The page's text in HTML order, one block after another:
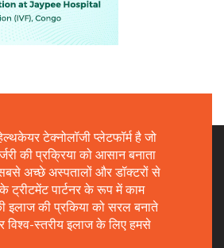
टेक्नोलॉजी प्लेटफॉर्म है जो
की प्रक्रिया को आसान बनाता
अच्छे अस्पतालों और डॉक्टरों से
ट्रीटमेंट पार्टनर के रूप में काम
की प्रकिया को सरल बनाते
विश्व-स्तरीय इलाज के लिए हमसे